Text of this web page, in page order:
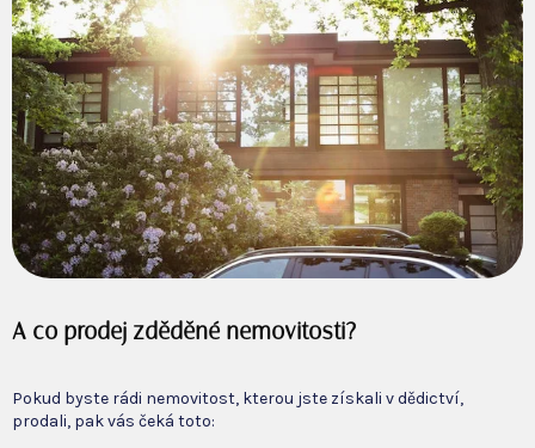
A co prodej zděděné nemovitosti?
Pokud byste rádi nemovitost, kterou jste získali v dědictví,
prodali, pak vás čeká toto: